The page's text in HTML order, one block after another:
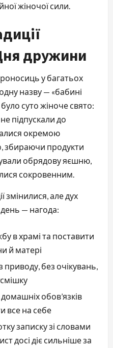
жіночої сили.
дружини
у багатьох
назву — «бабині
суто жіноче свято:
підпускали до
окремою
збираючи продукти
обрядову яєшню,
сокровенним.
змінилися, але дух
— нагода:
в храмі та поставити
й матері
приводу, без очікувань,
обов’язків
все на себе
записку зі словами
досі діє сильніше за